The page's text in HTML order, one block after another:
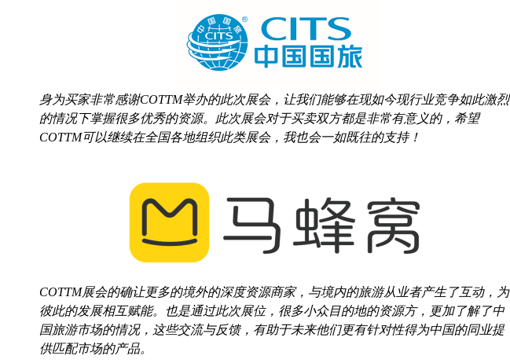
身为买家非常感谢COTTM举办的此次展会，让我们能够在现如今现行业竞争如此激烈
的情况下掌握很多优秀的资源。此次展会对于买卖双方都是非常有意义的，希望
COTTM可以继续在全国各地组织此类展会，我也会一如既往的支持！
COTTM展会的确让更多的境外的深度资源商家，与境内的旅游从业者产生了互动，为
彼此的发展相互赋能。也是通过此次展位，很多小众目的地的资源方，更加了解了中
国旅游市场的情况，这些交流与反馈，有助于未来他们更有针对性得为中国的同业提
供匹配市场的产品。